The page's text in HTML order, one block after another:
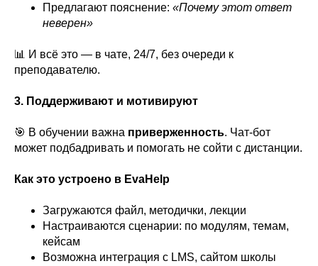
Предлагают пояснение: «Почему этот ответ
неверен»
📊 И всё это — в чате, 24/7, без очереди к
преподавателю.
3. Поддерживают и мотивируют
🎯 В обучении важна приверженность. Чат-бот
может подбадривать и помогать не сойти с дистанции.
Как это устроено в EvaHelp
Загружаются файл, методички, лекции
Настраиваются сценарии: по модулям, темам,
кейсам
Возможна интеграция с LMS, сайтом школы